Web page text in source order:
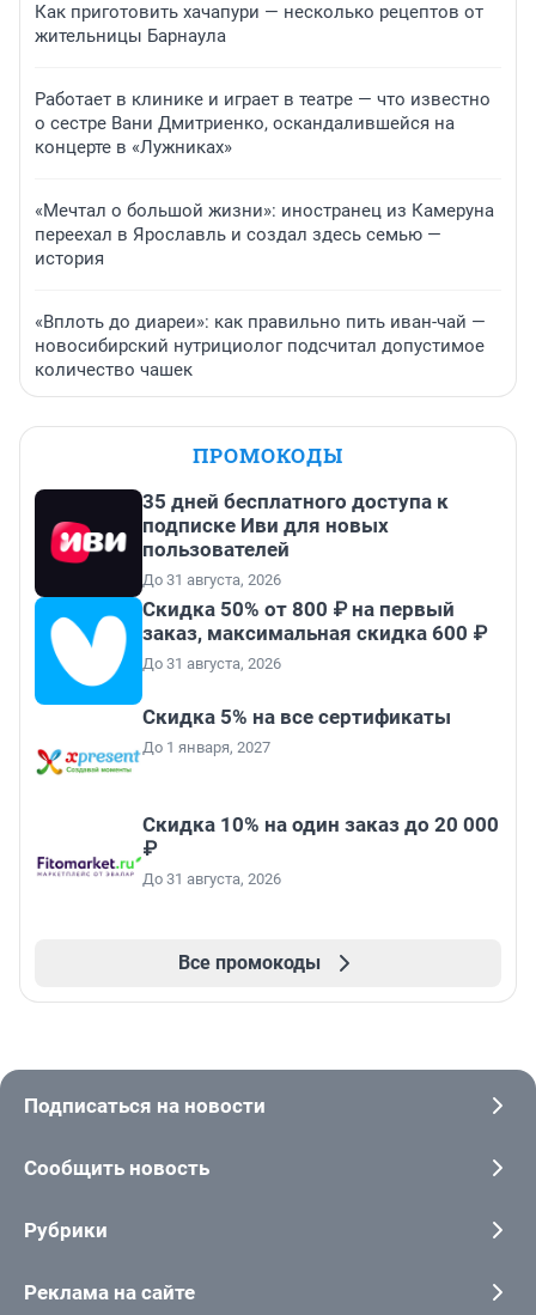
Как приготовить хачапури — несколько рецептов от
жительницы Барнаула
Работает в клинике и играет в театре — что известно
о сестре Вани Дмитриенко, оскандалившейся на
концерте в «Лужниках»
«Мечтал о большой жизни»: иностранец из Камеруна
переехал в Ярославль и создал здесь семью —
история
«Вплоть до диареи»: как правильно пить иван-чай —
новосибирский нутрициолог подсчитал допустимое
количество чашек
ПРОМОКОДЫ
35 дней бесплатного доступа к
подписке Иви для новых
пользователей
До 31 августа, 2026
Скидка 50% от 800 ₽ на первый
заказ, максимальная скидка 600 ₽
До 31 августа, 2026
Скидка 5% на все сертификаты
До 1 января, 2027
Скидка 10% на один заказ до 20 000
₽
До 31 августа, 2026
Все промокоды
Подписаться на новости
Сообщить новость
Рубрики
Реклама на сайте